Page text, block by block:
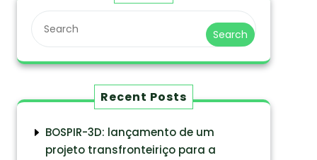
Search
Recent Posts
BOSPIR-3D: lançamento de um
projeto transfronteiriço para a